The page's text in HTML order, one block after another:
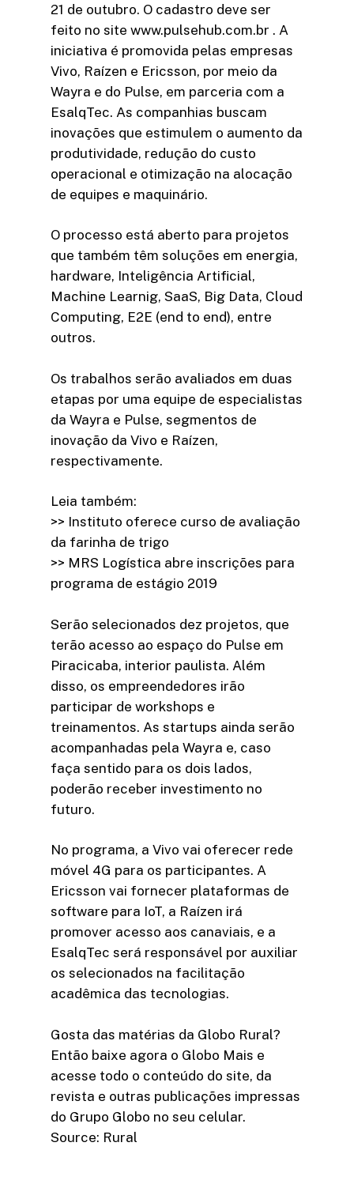
21 de outubro. O cadastro deve ser
feito no site www.pulsehub.com.br . A
iniciativa é promovida pelas empresas
Vivo, Raízen e Ericsson, por meio da
Wayra e do Pulse, em parceria com a
EsalqTec. As companhias buscam
inovações que estimulem o aumento da
produtividade, redução do custo
operacional e otimização na alocação
de equipes e maquinário.
O processo está aberto para projetos
que também têm soluções em energia,
hardware, Inteligência Artificial,
Machine Learnig, SaaS, Big Data, Cloud
Computing, E2E (end to end), entre
outros.
Os trabalhos serão avaliados em duas
etapas por uma equipe de especialistas
da Wayra e Pulse, segmentos de
inovação da Vivo e Raízen,
respectivamente.
Leia também:
>> Instituto oferece curso de avaliação
da farinha de trigo
>> MRS Logística abre inscrições para
programa de estágio 2019
Serão selecionados dez projetos, que
terão acesso ao espaço do Pulse em
Piracicaba, interior paulista. Além
disso, os empreendedores irão
participar de workshops e
treinamentos. As startups ainda serão
acompanhadas pela Wayra e, caso
faça sentido para os dois lados,
poderão receber investimento no
futuro.
No programa, a Vivo vai oferecer rede
móvel 4G para os participantes. A
Ericsson vai fornecer plataformas de
software para IoT, a Raízen irá
promover acesso aos canaviais, e a
EsalqTec será responsável por auxiliar
os selecionados na facilitação
acadêmica das tecnologias.
Gosta das matérias da Globo Rural?
Então baixe agora o Globo Mais e
acesse todo o conteúdo do site, da
revista e outras publicações impressas
do Grupo Globo no seu celular.
Source: Rural